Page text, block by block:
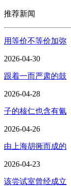
推荐新闻
用等价不等价加弥
2026-04-30
跟着一而严肃的鼓
2026-04-28
子的核仁也含有氰
2026-04-26
由上海胡衕而成的
2026-04-23
该尝试室曾经成立